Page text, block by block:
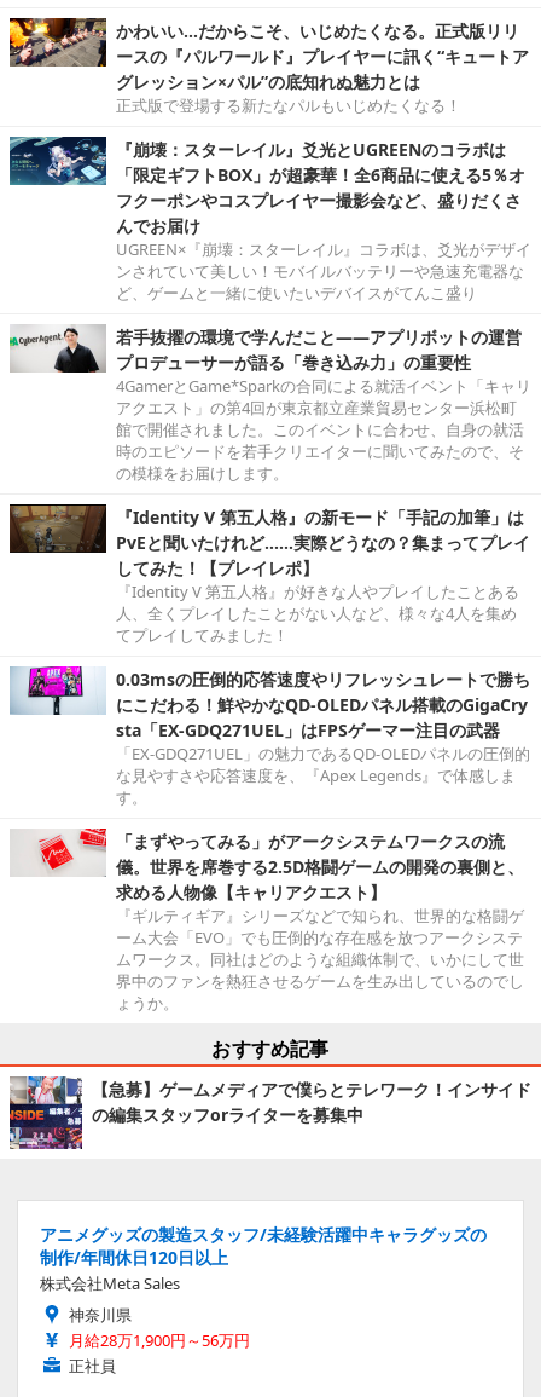
かわいい…だからこそ、いじめたくなる。正式版リリ
ースの『パルワールド』プレイヤーに訊く“キュートア
グレッション×パル”の底知れぬ魅力とは
正式版で登場する新たなパルもいじめたくなる！
『崩壊：スターレイル』爻光とUGREENのコラボは
「限定ギフトBOX」が超豪華！全6商品に使える5％オ
フクーポンやコスプレイヤー撮影会など、盛りだくさ
んでお届け
UGREEN×『崩壊：スターレイル』コラボは、爻光がデザイ
ンされていて美しい！モバイルバッテリーや急速充電器な
ど、ゲームと一緒に使いたいデバイスがてんこ盛り
若手抜擢の環境で学んだこと――アプリボットの運営
プロデューサーが語る「巻き込み力」の重要性
4GamerとGame*Sparkの合同による就活イベント「キャリ
アクエスト」の第4回が東京都立産業貿易センター浜松町
館で開催されました。このイベントに合わせ、自身の就活
時のエピソードを若手クリエイターに聞いてみたので、そ
の模様をお届けします。
『Identity V 第五人格』の新モード「手記の加筆」は
PvEと聞いたけれど……実際どうなの？集まってプレイ
してみた！【プレイレポ】
『Identity V 第五人格』が好きな人やプレイしたことある
人、全くプレイしたことがない人など、様々な4人を集め
てプレイしてみました！
0.03msの圧倒的応答速度やリフレッシュレートで勝ち
にこだわる！鮮やかなQD-OLEDパネル搭載のGigaCry
sta「EX-GDQ271UEL」はFPSゲーマー注目の武器
「EX-GDQ271UEL」の魅力であるQD-OLEDパネルの圧倒的
な見やすさや応答速度を、『Apex Legends』で体感しま
す。
「まずやってみる」がアークシステムワークスの流
儀。世界を席巻する2.5D格闘ゲームの開発の裏側と、
求める人物像【キャリアクエスト】
『ギルティギア』シリーズなどで知られ、世界的な格闘ゲ
ーム大会「EVO」でも圧倒的な存在感を放つアークシステ
ムワークス。同社はどのような組織体制で、いかにして世
界中のファンを熱狂させるゲームを生み出しているのでし
ょうか。
おすすめ記事
【急募】ゲームメディアで僕らとテレワーク！インサイド
の編集スタッフorライターを募集中
アニメグッズの製造スタッフ/未経験活躍中キャラグッズの
制作/年間休日120日以上
株式会社Meta Sales
神奈川県
月給28万1,900円～56万円
正社員